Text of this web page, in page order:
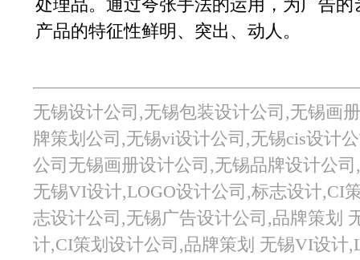
处理品。通过夸张手法的运用，为广告
产品的特征性鲜明、突出、动人。
无锡设计公司,无锡包装设计公司,无锡画
牌策划公司,无锡vi设计公司,无锡cis设计
公司 无锡画册设计公司,无锡品牌设计公
无锡VI设计,LOGO设计公司,标志设计,CI
志设计公司,无锡广告设计公司,品牌策划
计,CI策划设计公司,品牌策划 无锡VI设计